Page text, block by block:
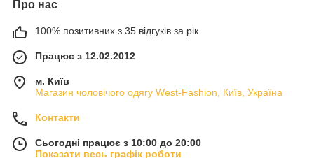
Про нас
100% позитивних з 35 відгуків за рік
Працює з 12.02.2012
м. Київ
Магазин чоловічого одягу West-Fashion, Київ, Україна
Контакти
Сьогодні працює з 10:00 до 20:00
Показати весь графік роботи